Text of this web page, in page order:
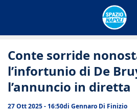
Conte sorride
l’infortunio di De
l’annuncio in diretta
27 Ott 2025 - 16:50di Gennaro Di Finizio